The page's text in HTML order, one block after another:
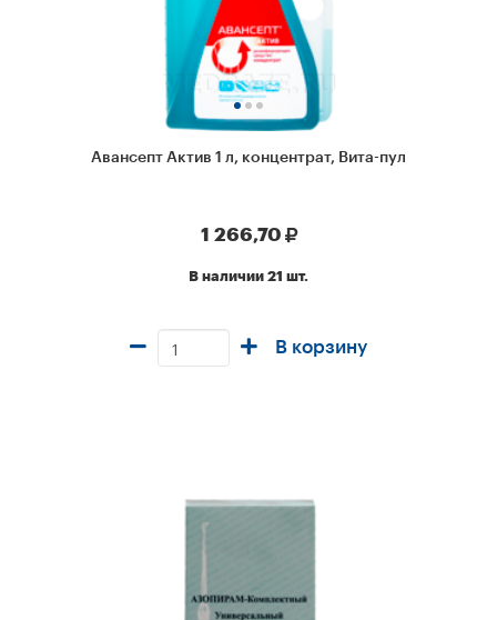
Авансепт Актив 1 л, концентрат, Вита-пул
1 266,70
В наличии 21 шт.
В корзину